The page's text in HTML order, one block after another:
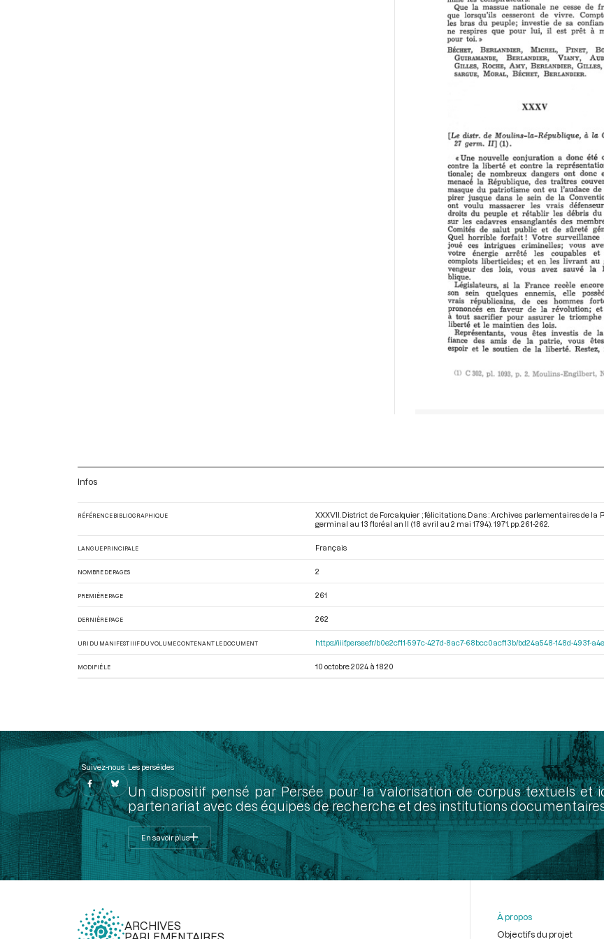
Infos
RÉFÉRENCE BIBLIOGRAPHIQUE
XXXVII. District de Forcalquier ; félicitations. Dans : Archives parlementaires de
germinal au 13 floréal an II (18 avril au 2 mai 1794) . 1971. pp. 261-262.
LANGUE PRINCIPALE Français
NOMBRE DE PAGES 2
PREMIÈRE PAGE 261
DERNIÈRE PAGE 262
URI DU MANIFEST IIIF DU VOLUME CONTENANT LE DOCUMENT https://iiif.persee.fr/b0e2cf11-597c-427d-8ac7-68bcc0acf13b/bd24a548-148d-493f-
MODIFIÉ LE 10 octobre 2024 à 18:20
Suivez-nous Les perséides
Un dispositif pensé par Persée pour la valorisation de corpus textuels et
partenariat avec des équipes de recherche et des institutions
En savoir plus
ARCHIVES
À propos
Objectifs du projet